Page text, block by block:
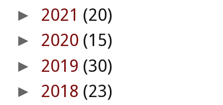
► 2021 (20)
► 2020 (15)
► 2019 (30)
► 2018 (23)